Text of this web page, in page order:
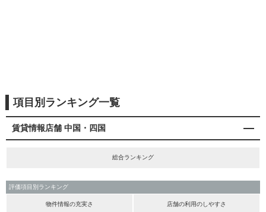
項目別ランキング一覧
賃貸情報店舗 中国・四国
総合ランキング
評価項目別ランキング
物件情報の充実さ 店舗の利用のしやすさ